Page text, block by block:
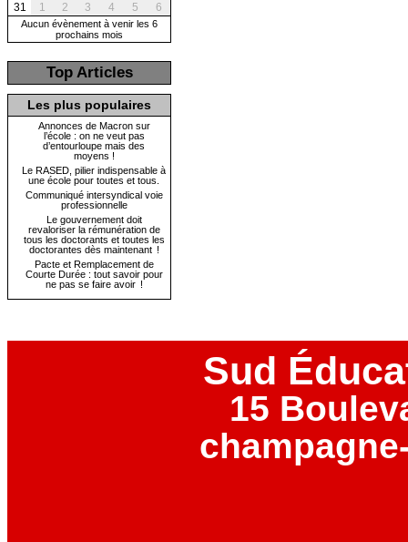
31 1 2 3 4 5 6
Aucun évènement à venir les 6
prochains mois
Top Articles
Les plus populaires
Annonces de Macron sur
l’école : on ne veut pas
d’entourloupe mais des
moyens !
Le RASED, pilier indispensable à
une école pour toutes et tous.
Communiqué intersyndical voie
professionnelle
Le gouvernement doit
revaloriser la rémunération de
tous les doctorants et toutes les
doctorantes dès maintenant !
Pacte et Remplacement de
Courte Durée : tout savoir pour
ne pas se faire avoir !
Sud
15